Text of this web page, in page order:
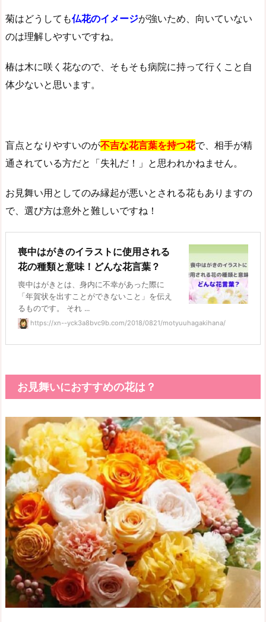
菊はどうしても仏花のイメージが強いため、向いていない
のは理解しやすいですね。
椿は木に咲く花なので、そもそも病院に持って行くこと自
体少ないと思います。
盲点となりやすいのが不吉な花言葉を持つ花で、相手が精
通されている方だと「失礼だ！」と思われかねません。
お見舞い用としてのみ縁起が悪いとされる花もありますの
で、選び方は意外と難しいですね！
喪中はがきのイラストに使用される
花の種類と意味！どんな花言葉？
喪中はがきとは、身内に不幸があった際に
「年賀状を出すことができないこと」を伝え
るものです。 それ ...
https://xn--yck3a8bvc9b.com/2018/0821/motyuuhagakihana/
お見舞いにおすすめの花は？